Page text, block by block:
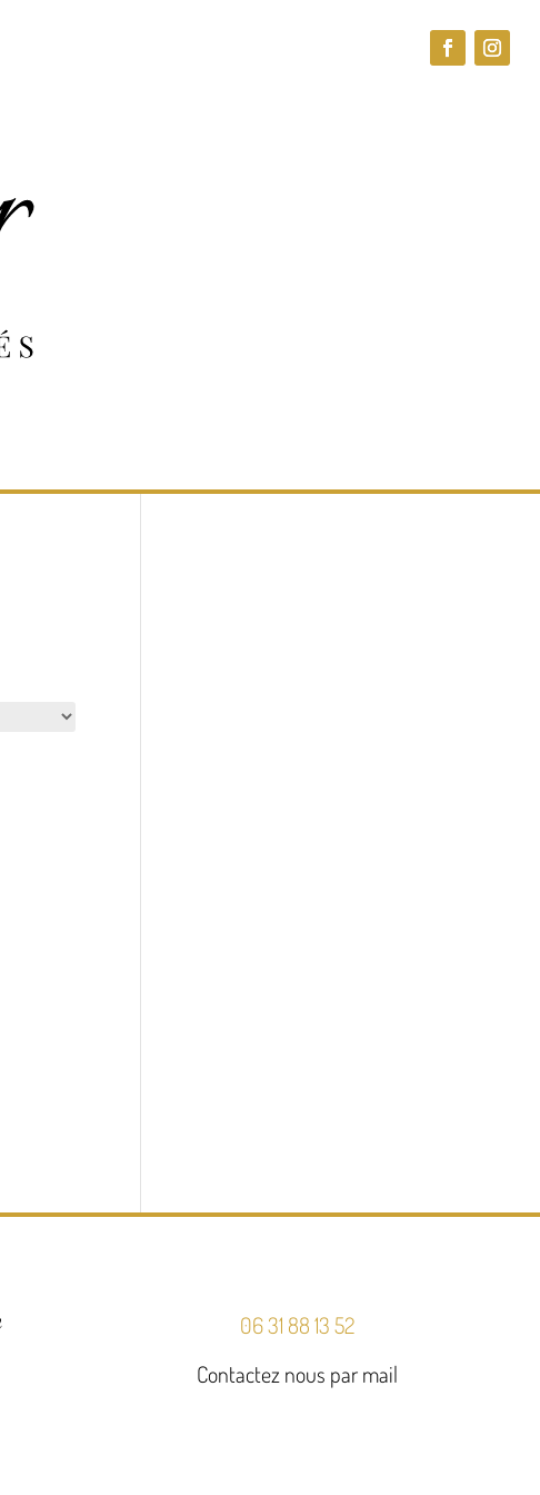
06 31 88 13 52
Contactez nous par mail